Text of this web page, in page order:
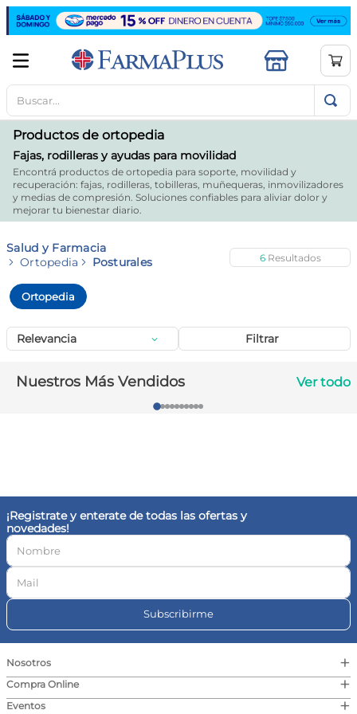
Buscar...
Productos de ortopedia
Fajas, rodilleras y ayudas para movilidad
Encontrá productos de ortopedia para soporte, movilidad y
recuperación: fajas, rodilleras, tobilleras, muñequeras, inmovilizadores
y medias de compresión. Soluciones confiables para aliviar dolor y
mejorar tu bienestar diario.
Salud y Farmacia
Ortopedia
Posturales 6
Ortopedia
Filtrar
Relevancia
Nuestros Más Vendidos Ver todo
¡Registrate y enterate de todas las ofertas y
novedades!
Subscribirme
Nosotros +
Compra Online +
Eventos +
TÉRMINOS MÁS BUSCADOS
1.
mela b3
2
cerave limpieza
3.
creatina
4.
loreal
6.
proteina
7.
ibuprofeno
9.
contorno ojos
10